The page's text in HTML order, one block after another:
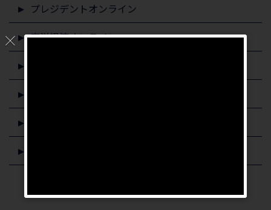
プレジデントオンライン
東洋経済オンライン